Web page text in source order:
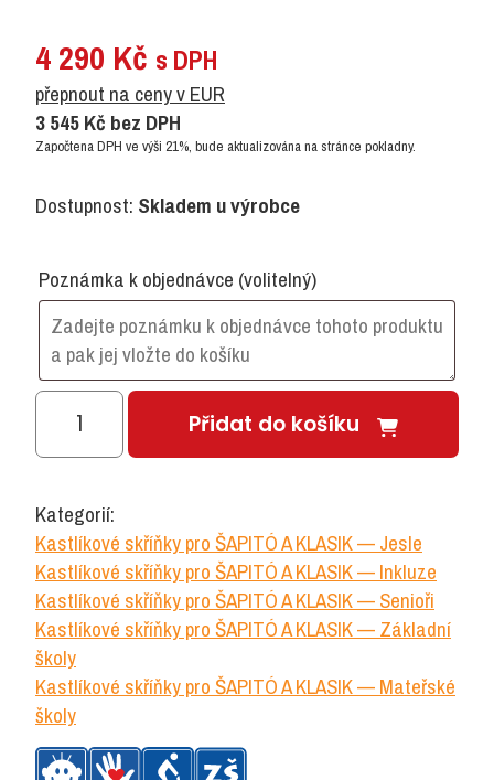
4 290 Kč s DPH
přepnout na ceny v EUR
3 545Kč bez DPH
Započtena DPH ve výši 21%, bude aktualizována na stránce pokladny.
Dostupnost: Skladem u výrobce
Poznámka k objednávce (volitelný)
ŠAPITÓ
kastlíková
2
sloupce
množství
Přidat do košíku
Kategorií:
Kastlíkové skříňky pro ŠAPITÓ A KLASIK — Jesle
Kastlíkové skříňky pro ŠAPITÓ A KLASIK — Inkluze
Kastlíkové skříňky pro ŠAPITÓ A KLASIK — Senioři
Kastlíkové skříňky pro ŠAPITÓ A KLASIK — Základní
školy
Kastlíkové skříňky pro ŠAPITÓ A KLASIK — Mateřské
školy